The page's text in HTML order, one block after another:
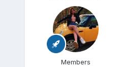
Members